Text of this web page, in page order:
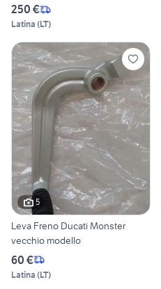
250 €
Latina (LT)
5
Leva Freno Ducati Monster
vecchio modello
60 €
Latina (LT)